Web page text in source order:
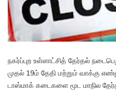
நகர்ப்புற உள்ளாட்சித் தேர்தல்
முதல் 19ம் தேதி மற்றும் வாக்கு
டாஸ்மாக் கடைகளை மூட மாநில